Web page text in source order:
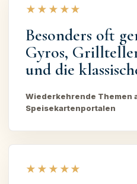
★★★★★
Besonders oft
Gyros,
und die
Wiederkehrende Themen
Speisekartenportalen
★★★★★